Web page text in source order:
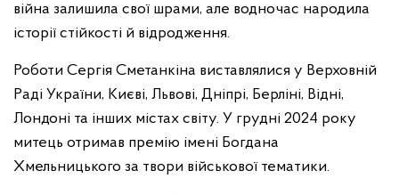
війна залишила свої шрами, але водночас народила
історії стійкості й відродження.
Роботи Сергія Сметанкіна виставлялися у Верховній
Раді України, Києві, Львові, Дніпрі, Берліні, Відні,
Лондоні та інших містах світу. У грудні 2024 року
митець отримав премію імені Богдана
Хмельницького за твори військової тематики.